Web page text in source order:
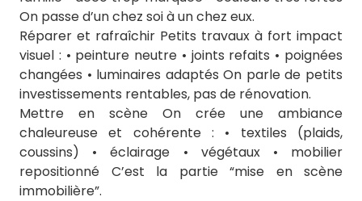
On passe d’un chez soi à un chez eux.
Réparer et rafraîchir Petits travaux à fort impact
visuel : • peinture neutre • joints refaits • poignées
changées • luminaires adaptés On parle de petits
investissements rentables, pas de rénovation.
Mettre en scène On crée une ambiance
chaleureuse et cohérente : • textiles (plaids,
coussins) • éclairage • végétaux • mobilier
repositionné C’est la partie “mise en scène
immobilière”.